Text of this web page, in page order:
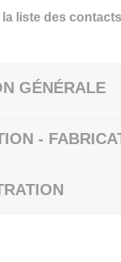
liste des contacts
GÉNÉRALE
-